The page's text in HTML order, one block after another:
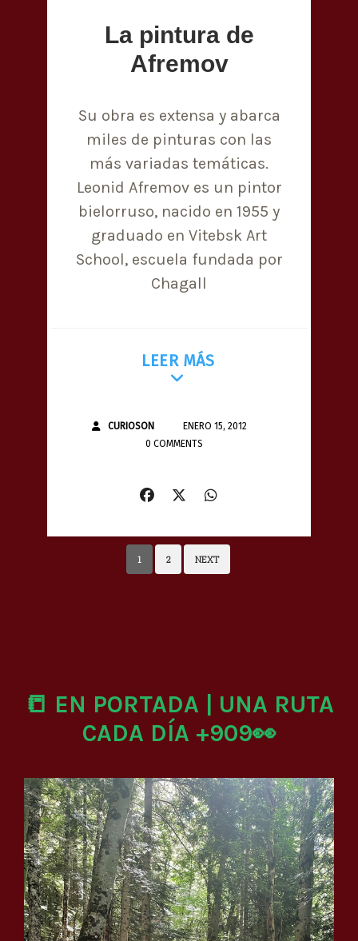
La pintura de
Afremov
Su obra es extensa y abarca
miles de pinturas con las
más variadas temáticas.
Leonid Afremov es un pintor
bielorruso, nacido en 1955 y
graduado en Vitebsk Art
School, escuela fundada por
Chagall
LEER MÁS
CURIOSON
ENERO 15, 2012
0 COMMENTS
1 2 NEXT
📒 EN PORTADA | UNA RUTA
CADA DÍA +909👀